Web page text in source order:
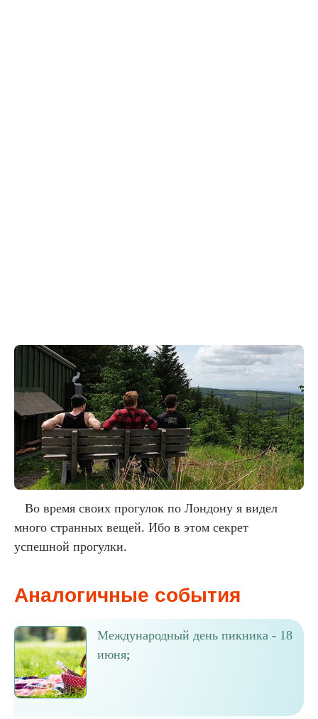
Во время своих прогулок по Лондону я видел
много странных вещей. Ибо в этом секрет
успешной прогулки.
Аналогичные события
Международный день пикника - 18
июня;